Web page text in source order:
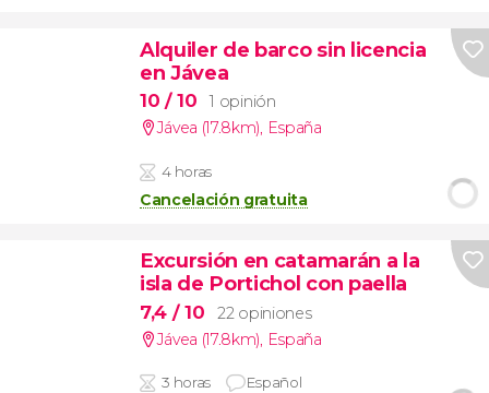
Alquiler de barco sin licencia
en Jávea
10 / 10
1 opinión
Jávea (17.8km), España
4 horas
Cancelación gratuita
Excursión en catamarán a la
isla de Portichol con paella
7,4 / 10
22 opiniones
Jávea (17.8km) España
3 horas Español